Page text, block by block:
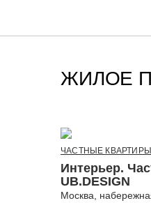
ЖИЛОЕ
ЧАСТНЫЕ КВАРТИРЫ
Интерьер.
UB.DESIGN
Москва,